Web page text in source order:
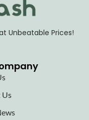
Unbeatable Prices!
Us